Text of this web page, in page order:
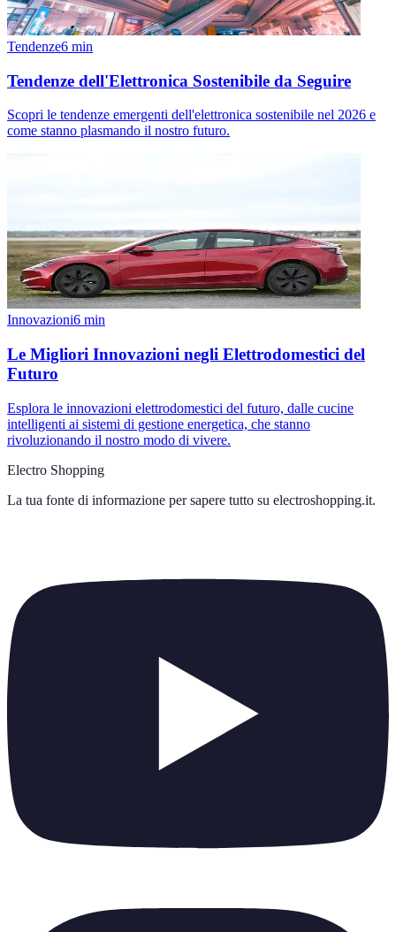
Tendenze6 min
Tendenze dell'Elettronica Sostenibile da Seguire
Scopri le tendenze emergenti dell'elettronica sostenibile nel 2026 e
come stanno plasmando il nostro futuro.
Innovazioni6 min
Le Migliori Innovazioni negli Elettrodomestici del
Futuro
Esplora le innovazioni elettrodomestici del futuro, dalle cucine
intelligenti ai sistemi di gestione energetica, che stanno
rivoluzionando il nostro modo di vivere.
Electro Shopping
La tua fonte di informazione per sapere tutto su electroshopping.it.